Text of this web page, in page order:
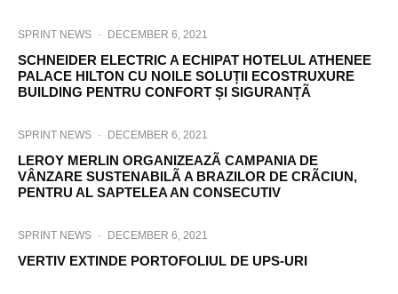
SPRINT NEWS · DECEMBER 6, 2021
SCHNEIDER ELECTRIC A ECHIPAT HOTELUL ATHENEE
PALACE HILTON CU NOILE SOLUȚII ECOSTRUXURE
BUILDING PENTRU CONFORT ȘI SIGURANȚÃ
SPRINT NEWS · DECEMBER 6, 2021
LEROY MERLIN ORGANIZEAZÃ CAMPANIA DE
VÂNZARE SUSTENABILÃ A BRAZILOR DE CRÃCIUN,
PENTRU AL SAPTELEA AN CONSECUTIV
SPRINT NEWS · DECEMBER 6, 2021
VERTIV EXTINDE PORTOFOLIUL DE UPS-URI